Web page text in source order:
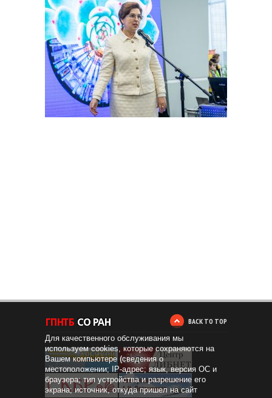
BACK TO TOP
Для качественного обслуживания мы
используем cookies, которые сохраняются на
Вашем компьютере (сведения о
местоположении; IP-адрес; язык, версия ОС и
браузера; тип устройства и разрешение его
экрана; источник, откуда пришел на сайт